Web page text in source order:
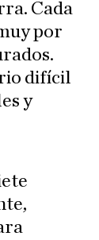
Cada
por
difícil
y